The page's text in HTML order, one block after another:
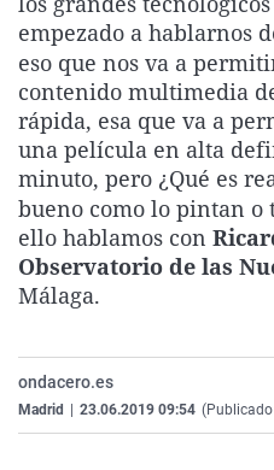
empezado a hablarnos
eso que nos va a
contenido multimedia
rápida, esa que va a
una película en alta
minuto, pero ¿Qué es
bueno como lo pintan o
ello hablamos con
Observatorio de las
Málaga.
ondacero.es
Madrid 23.06.2019 09:54